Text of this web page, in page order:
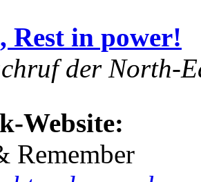
Rest in power!
der North-
Website:
Remember